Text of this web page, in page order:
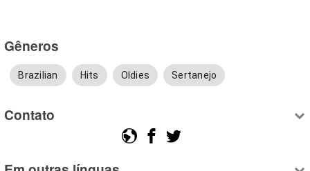
Gêneros
Brazilian Hits Oldies Sertanejo
Contato